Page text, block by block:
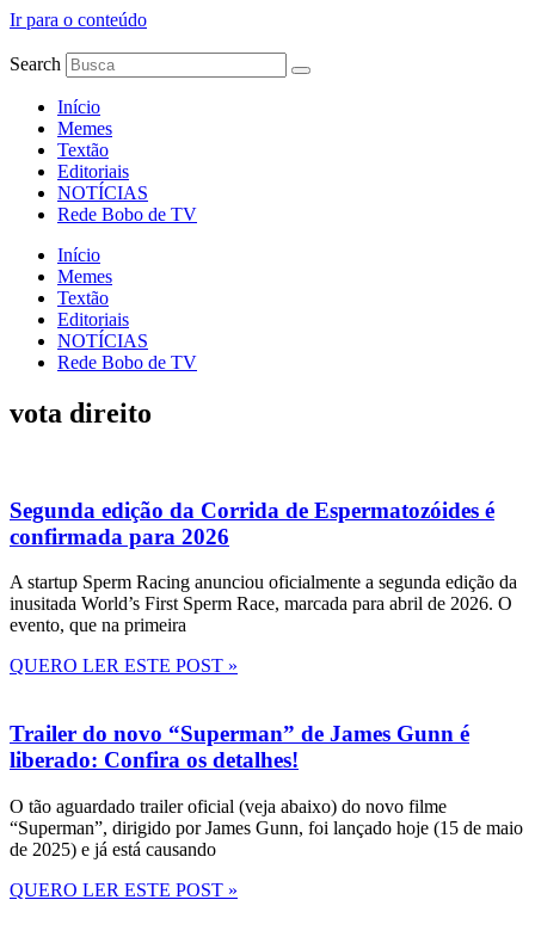
Ir para o conteúdo
Search
Início
Memes
Textão
Editoriais
NOTÍCIAS
Rede Bobo de TV
Início
Memes
Textão
Editoriais
NOTÍCIAS
Rede Bobo de TV
vota direito
Segunda edição da Corrida de Espermatozóides é
confirmada para 2026
A startup Sperm Racing anunciou oficialmente a segunda edição da
inusitada World’s First Sperm Race, marcada para abril de 2026. O
evento, que na primeira
QUERO LER ESTE POST »
Trailer do novo “Superman” de James Gunn é
liberado: Confira os detalhes!
O tão aguardado trailer oficial (veja abaixo) do novo filme
“Superman”, dirigido por James Gunn, foi lançado hoje (15 de maio
de 2025) e já está causando
QUERO LER ESTE POST »